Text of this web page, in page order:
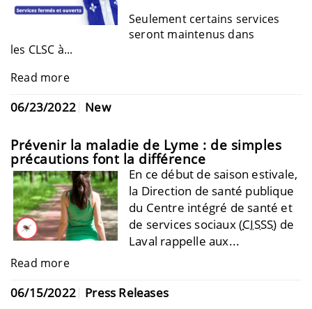
Seulement certains services
seront maintenus dans
les CLSC à...
Read more
06/23/2022 New
Prévenir la maladie de Lyme : de simples
précautions font la différence
En ce début de saison estivale,
la Direction de santé publique
du Centre intégré de santé et
de services sociaux (CISSS) de
Laval rappelle aux...
Read more
06/15/2022 Press Releases